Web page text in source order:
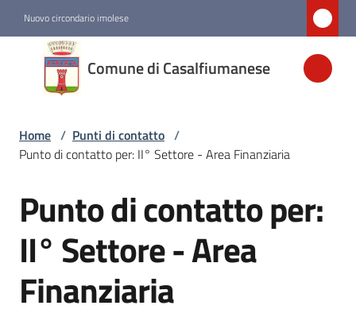
Nuovo circondario imolese
Comune di Casalfiumanese
Comune di
Casalfiumanese
Amministrazione
Vivere
Casalfiumanese
Home / Punti di contatto /
Punto di contatto per: II° Settore - Area Finanziaria
Salta al contenuto
Punto di contatto per:
II° Settore - Area
Finanziaria